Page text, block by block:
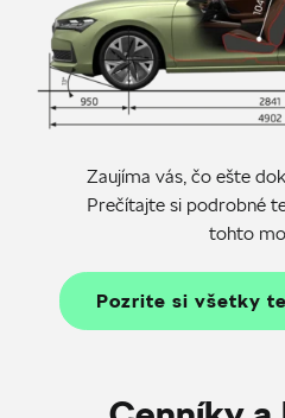
Zaujíma vás, čo ešte
Prečítajte si podrobné
tohto
Pozrite si všetky